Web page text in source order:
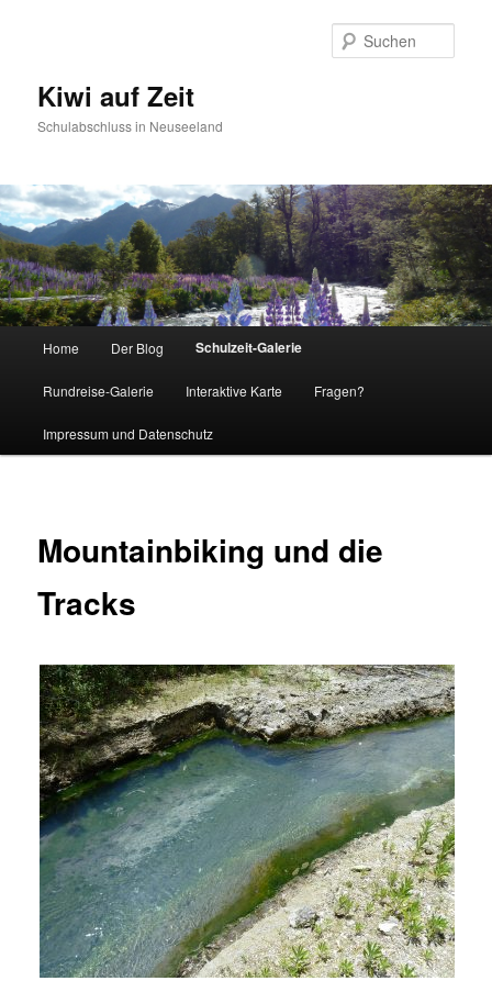
Kiwi auf Zeit
Schulabschluss in Neuseeland
Zum Inhalt wechseln
Zum sekundären Inhalt wechseln
Home Der Blog Schulzeit-Galerie
Rundreise-Galerie Interaktive Karte Fragen?
Impressum und Datenschutz
Mountainbiking und die
Tracks